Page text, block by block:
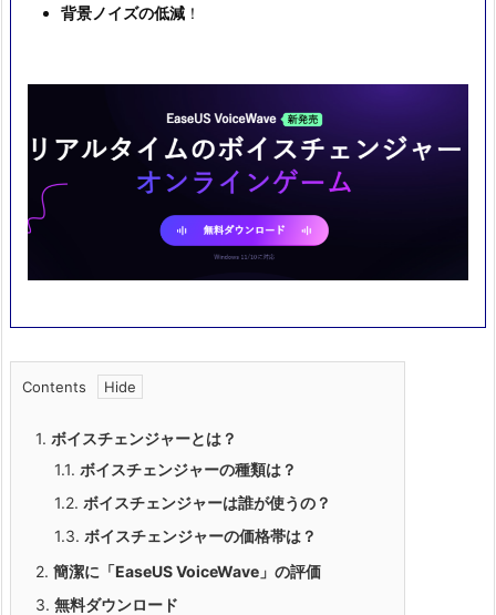
背景ノイズの低減 ！
Contents
1. ボイスチェンジャーとは？
1.1. ボイスチェンジャーの種類は？
1.2. ボイスチェンジャーは誰が使うの？
1.3. ボイスチェンジャーの価格帯は？
2. 簡潔に「EaseUS VoiceWave」の評価
3. 無料ダウンロード